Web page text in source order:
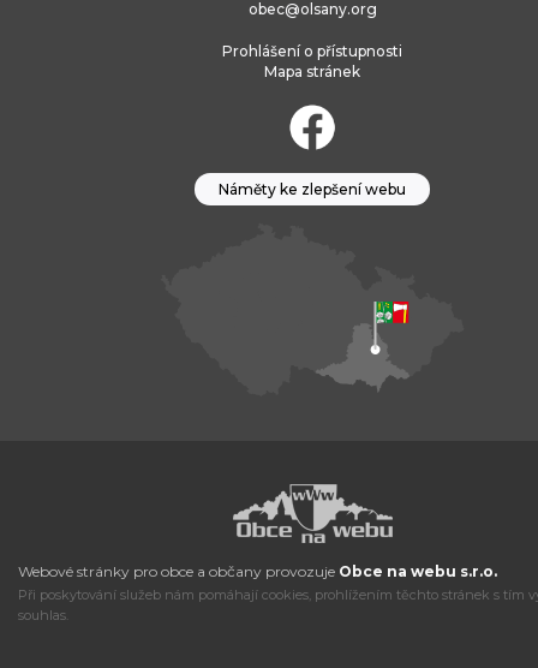
obec@olsany.org
Prohlášení o přístupnosti
Mapa stránek
Náměty ke zlepšení webu
Webové stránky pro obce a občany provozuje Obce na webu s.r.o.
Při poskytování služeb nám pomáhají cookies, prohlížením těchto stránek s tím
souhlas.